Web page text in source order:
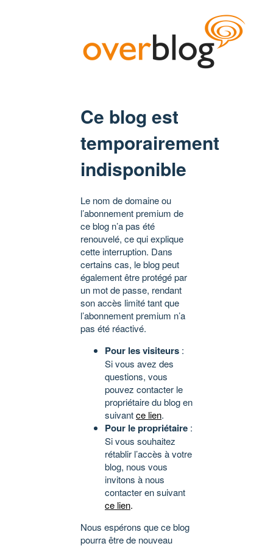
Ce blog est
temporairement
indisponible
Le nom de domaine ou
l’abonnement premium de
ce blog n’a pas été
renouvelé, ce qui explique
cette interruption. Dans
certains cas, le blog peut
également être protégé par
un mot de passe, rendant
son accès limité tant que
l’abonnement premium n’a
pas été réactivé.
Pour les visiteurs :
Si vous avez des
questions, vous
pouvez contacter le
propriétaire du blog en
suivantce lien.
Pour le propriétaire :
Si vous souhaitez
rétablir l’accès à votre
blog, nous vous
invitons à nous
contacter en suivant
ce lien.
Nous espérons que ce blog
pourra être de nouveau